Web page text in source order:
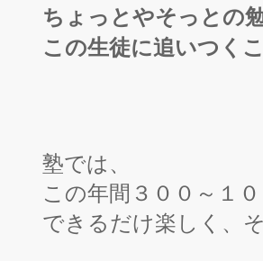
ちょっとやそっとの勉
この生徒に追いつく
塾では、
この年間３００～１
できるだけ楽しく、